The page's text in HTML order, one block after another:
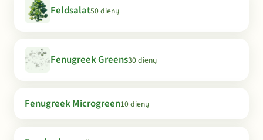
Feldsalat50 dienų
Fenugreek Greens30 dienų
Fenugreek Microgreen10 dienų